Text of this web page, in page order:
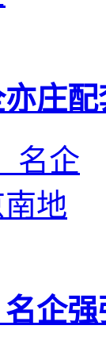
庄
企